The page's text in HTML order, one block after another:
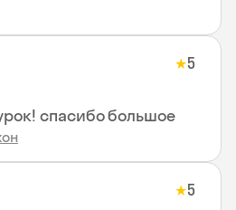
★5
спасибо большое
★5